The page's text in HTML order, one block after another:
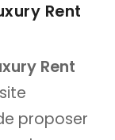
Rent
Rent
proposer